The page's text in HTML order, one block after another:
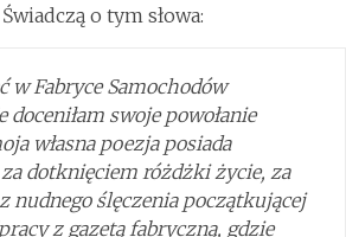
o tym słowa:
w Fabryce Samochodów
swoje powołanie
własna poezja posiada
dotknięciem różdżki życie, za
nudnego ślęczenia początkującej
z gazetą fabryczną, gdzie